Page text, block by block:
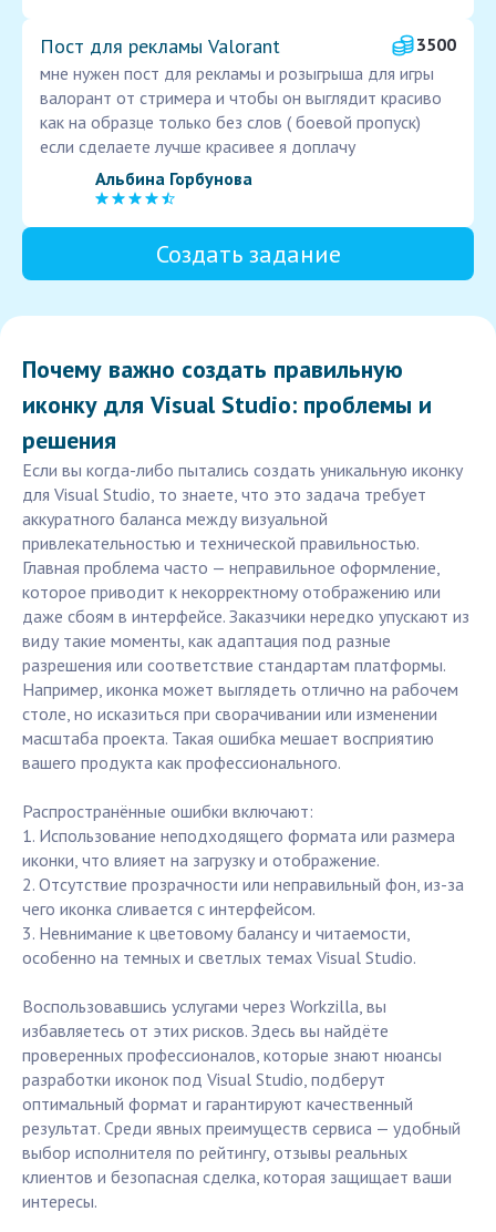
Пост для рекламы Valorant
3500
мне нужен пост для рекламы и розыгрыша для игры
валорант от стримера и чтобы он выглядит красиво
как на образце только без слов ( боевой пропуск)
если сделаете лучше красивее я доплачу
Альбина Горбунова
Создать задание
Почему важно создать правильную
иконку для Visual Studio: проблемы и
решения
Если вы когда-либо пытались создать уникальную иконку
для Visual Studio, то знаете, что это задача требует
аккуратного баланса между визуальной
привлекательностью и технической правильностью.
Главная проблема часто — неправильное оформление,
которое приводит к некорректному отображению или
даже сбоям в интерфейсе. Заказчики нередко упускают из
виду такие моменты, как адаптация под разные
разрешения или соответствие стандартам платформы.
Например, иконка может выглядеть отлично на рабочем
столе, но исказиться при сворачивании или изменении
масштаба проекта. Такая ошибка мешает восприятию
вашего продукта как профессионального.
Распространённые ошибки включают:
1. Использование неподходящего формата или размера
иконки, что влияет на загрузку и отображение.
2. Отсутствие прозрачности или неправильный фон, из-за
чего иконка сливается с интерфейсом.
3. Невнимание к цветовому балансу и читаемости,
особенно на темных и светлых темах Visual Studio.
Воспользовавшись услугами через Workzilla, вы
избавляетесь от этих рисков. Здесь вы найдёте
проверенных профессионалов, которые знают нюансы
разработки иконок под Visual Studio, подберут
оптимальный формат и гарантируют качественный
результат. Среди явных преимуществ сервиса — удобный
выбор исполнителя по рейтингу, отзывы реальных
клиентов и безопасная сделка, которая защищает ваши
интересы.